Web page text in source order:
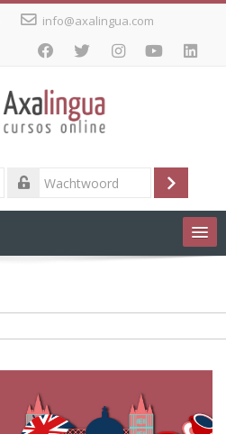
info@axalingua.com
Login